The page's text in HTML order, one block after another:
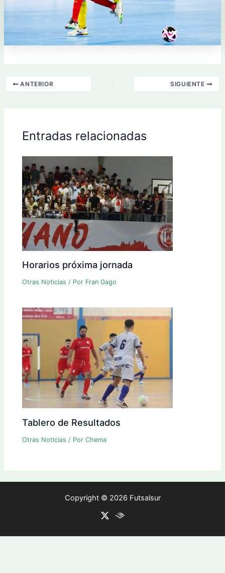
ANTERIOR SIGUIENTE
Entradas relacionadas
Horarios próxima jornada
Otras Noticias / Por Fran Gago
Tablero de Resultados
Otras Noticias / PorChema
Copyright © 2026 Futsalsur